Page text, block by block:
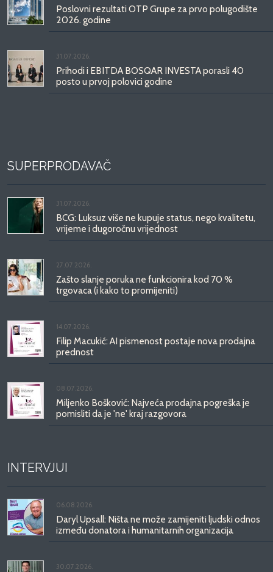
Poslovni rezultati OTP Grupe za prvo polugodište
2026. godine
31.07.2026.
Prihodi i EBITDA BOSQAR INVESTA porasli 40
posto u prvoj polovici godine
SUPERPRODAVAČ
31.07.2026.
BCG: Luksuz više ne kupuje status, nego kvalitetu,
vrijeme i dugoročnu vrijednost
27.07.2026.
Zašto slanje poruka ne funkcionira kod 70 %
trgovaca (i kako to promijeniti)
14.07.2026.
Filip Macukić: AI pismenost postaje nova prodajna
prednost
08.07.2026.
Miljenko Bošković: Najveća prodajna pogreška je
pomisliti da je 'ne' kraj razgovora
INTERVJUI
06.08.2026.
Daryl Upsall: Ništa ne može zamijeniti ljudski odnos
između donatora i humanitarnih organizacija
30.07.2026.